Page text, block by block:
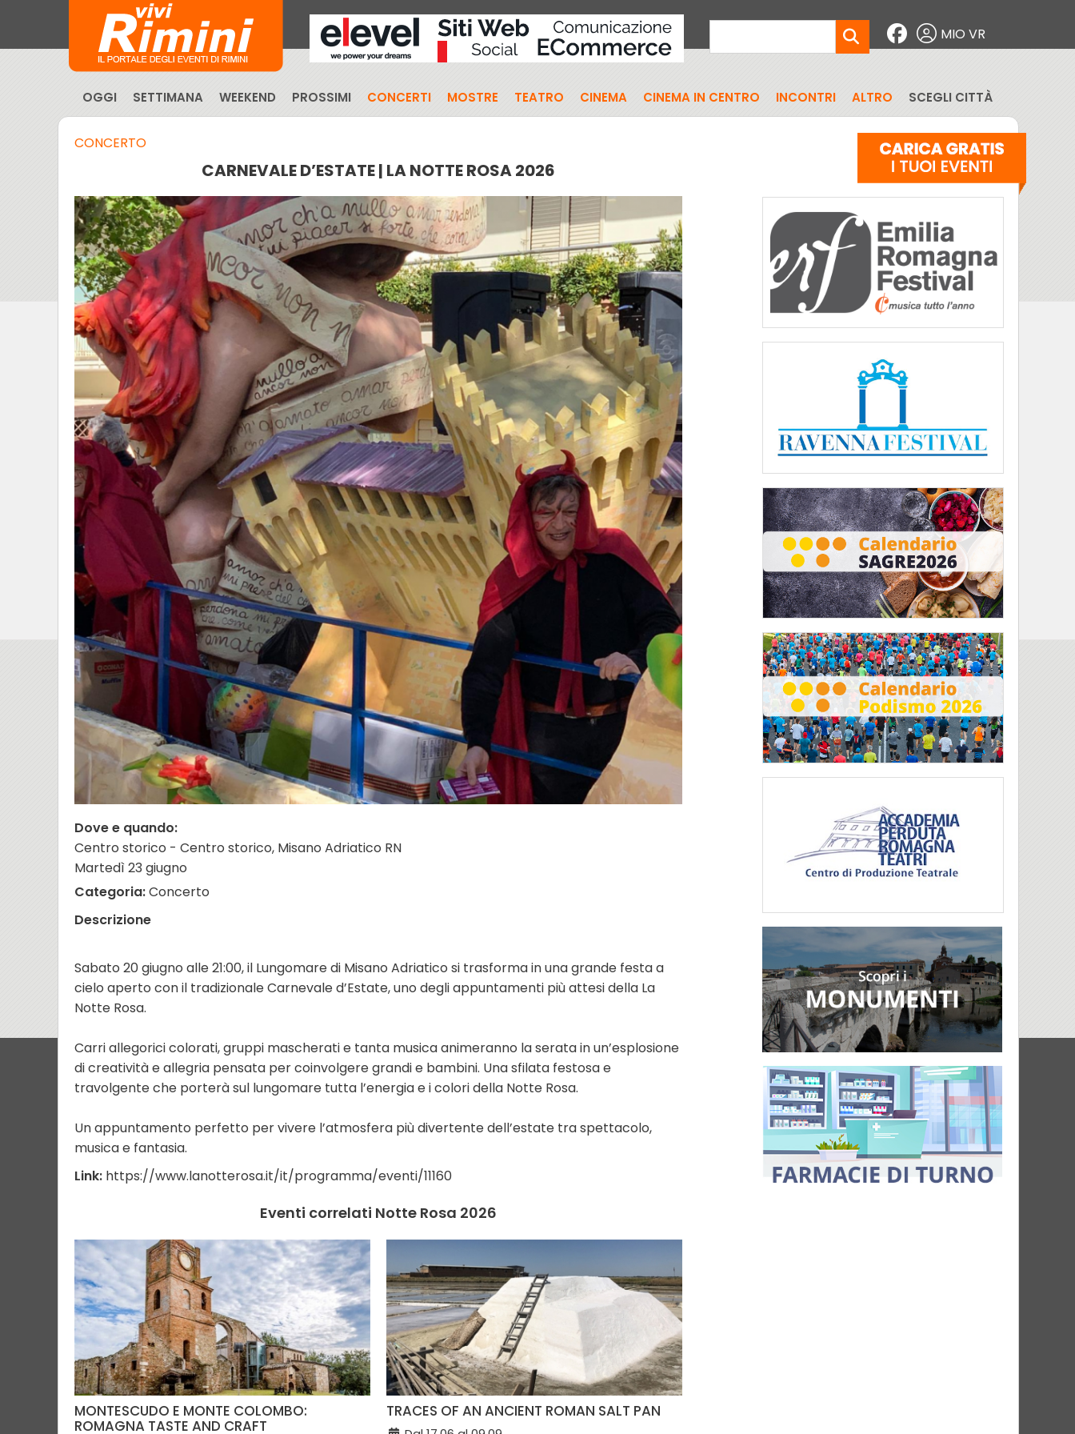
MIO VR
OGGI SETTIMANA WEEKEND PROSSIMI CONCERTI MOSTRE TEATRO CINEMA CINEMA IN CENTRO INCONTRI ALTRO SCEGLI CITTÀ
CONCERTO
CARNEVALE D’ESTATE | LA NOTTE ROSA 2026
Dove e quando:
Centro storico - Centro storico, Misano Adriatico RN
Martedì 23 giugno
Categoria:Concerto
Descrizione
Sabato 20 giugno alle 21:00, il Lungomare di Misano Adriatico si trasforma in una grande festa a
cielo aperto con il tradizionale Carnevale d’Estate, uno degli appuntamenti più attesi della La
Notte Rosa.
Carri allegorici colorati, gruppi mascherati e tanta musica animeranno la serata in un’esplosione
di creatività e allegria pensata per coinvolgere grandi e bambini. Una sfilata festosa e
travolgente che porterà sul lungomare tutta l’energia e i colori della Notte Rosa.
Un appuntamento perfetto per vivere l’atmosfera più divertente dell’estate tra spettacolo,
musica e fantasia.
Link: https://www.lanotterosa.it/it/programma/eventi/11160
Eventi correlati Notte Rosa 2026
MONTESCUDO E MONTE COLOMBO:
ROMAGNA TASTE AND CRAFT
TRACES OF AN ANCIENT ROMAN SALT PAN